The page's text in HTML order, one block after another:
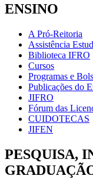
ENSINO
A Pró-Reitoria
Assistência
Biblioteca IFRO
Cursos
Programas e
Publicações do
JIFRO
Fórum das
CUIDOTECAS
JIFEN
PESQUISA,